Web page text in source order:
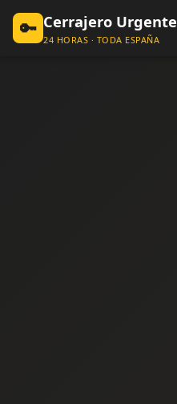
🔑 Cerrajero Urgente
24 HORAS · TODA ESPAÑA